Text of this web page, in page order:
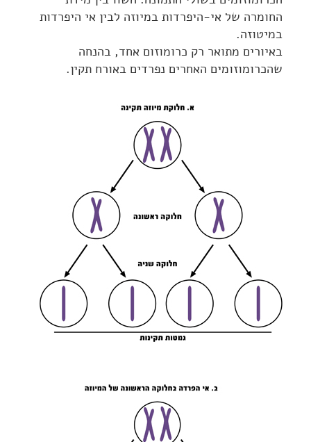
החומרה של אי-היפרדות במיוזה לבין אי היפרדות
במיטוזה.
באיורים מתואר רק כרומוזום אחד, בהנחה
שהכרומוזומים האחרים נפרדים באורח תקין.